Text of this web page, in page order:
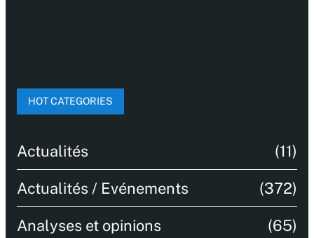
HOT CATEGORIES
Actualités (11)
Actualités / Evénements (372)
Analyses et opinions (65)